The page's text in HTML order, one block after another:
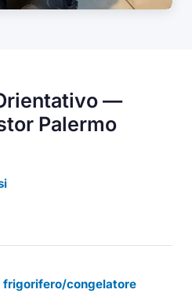
—
Palermo
congelatore